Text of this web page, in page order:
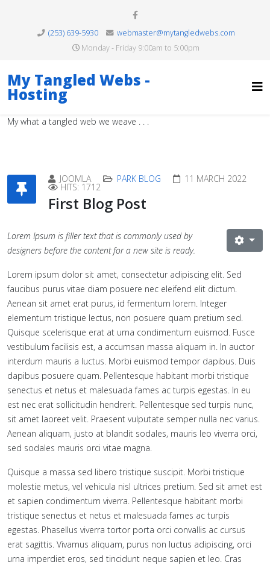
(253) 639-5930
webmaster@mytangledwebs.com
Monday - Friday 9:00am to 5:00pm
My Tangled Webs -
Hosting
My what a tangled web we weave . . .
JOOMLA PARK BLOG 11 MARCH 2022
HITS: 1712
First Blog Post
Lorem Ipsum is filler text that is commonly used by
designers before the content for a new site is ready.
Lorem ipsum dolor sit amet, consectetur adipiscing elit. Sed
faucibus purus vitae diam posuere nec eleifend elit dictum.
Aenean sit amet erat purus, id fermentum lorem. Integer
elementum tristique lectus, non posuere quam pretium sed.
Quisque scelerisque erat at urna condimentum euismod. Fusce
vestibulum facilisis est, a accumsan massa aliquam in. In auctor
interdum mauris a luctus. Morbi euismod tempor dapibus. Duis
dapibus posuere quam. Pellentesque habitant morbi tristique
senectus et netus et malesuada fames ac turpis egestas. In eu
est nec erat sollicitudin hendrerit. Pellentesque sed turpis nunc,
sit amet laoreet velit. Praesent vulputate semper nulla nec varius.
Aenean aliquam, justo at blandit sodales, mauris leo viverra orci,
sed sodales mauris orci vitae magna.
Quisque a massa sed libero tristique suscipit. Morbi tristique
molestie metus, vel vehicula nisl ultrices pretium. Sed sit amet est
et sapien condimentum viverra. Pellentesque habitant morbi
tristique senectus et netus et malesuada fames ac turpis
egestas. Phasellus viverra tortor porta orci convallis ac cursus
erat sagittis. Vivamus aliquam, purus non luctus adipiscing, orci
urna imperdiet eros, sed tincidunt neque sapien et leo. Cras